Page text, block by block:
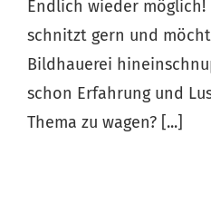
Endlich wieder möglich!
schnitzt gern und
Bildhauerei
schon Erfahrung und
Thema zu wagen? [...]